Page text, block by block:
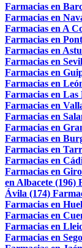
Farmacias en
Farmacias en
Farmacias en A
Farmacias en
Farmacias en
Farmacias en
Farmacias en
Farmacias en
Farmacias en Las
Farmacias en
Farmacias en
Farmacias en
Farmacias en
Farmacias en
Farmacias en
Farmacias en
en Albacete (196)
Ávila (174)
Farmacias en
Farmacias en
Farmacias en
Farmacias en